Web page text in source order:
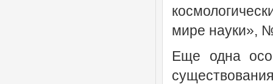
мире науки»,
Еще одна